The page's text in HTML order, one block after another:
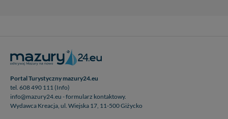
Portal Turystyczny mazury24.eu
tel. 608 490 111 (Info)
info@mazury24.eu - formularz kontaktowy.
Wydawca Kreacja, ul. Wiejska 17, 11-500 Giżycko